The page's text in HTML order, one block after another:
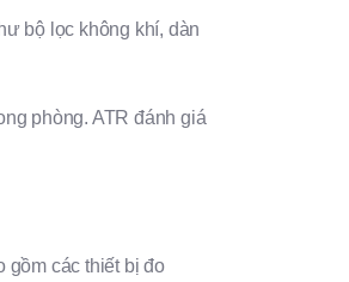
bộ lọc không khí, dàn
phòng. ATR đánh giá
gồm các thiết bị đo